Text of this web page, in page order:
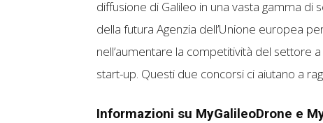
diffusione di Galileo in una vasta gamma di
della futura Agenzia dell’Unione europea
nell’aumentare la competitività del settore
start-up. Questi due concorsi ci aiutano a
Informazioni su MyGalileoDrone e